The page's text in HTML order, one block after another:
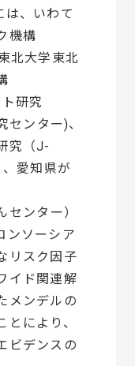
は、いわて
機構
北大学東北
研究
ンター)、
究（J-
愛知県が
センター）
ンソーシア
リスク因子
イド関連解
メンデルの
により、
ビデンスの